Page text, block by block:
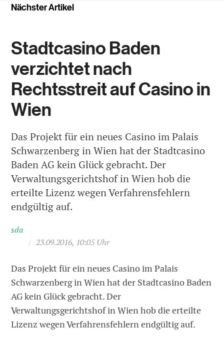
Nächster Artikel
Stadtcasino Baden
verzichtet nach
Rechtsstreit auf Casino in
Wien
Das Projekt für ein neues Casino im Palais
Schwarzenberg in Wien hat der Stadtcasino
Baden AG kein Glück gebracht. Der
Verwaltungsgerichtshof in Wien hob die
erteilte Lizenz wegen Verfahrensfehlern
endgültig auf.
sda
/ 23.09.2016, 10:05 Uhr
Das Projekt für ein neues Casino im Palais
Schwarzenberg in Wien hat der Stadtcasino Baden
AG kein Glück gebracht. Der
Verwaltungsgerichtshof in Wien hob die erteilte
Lizenz wegen Verfahrensfehlern endgültig auf.